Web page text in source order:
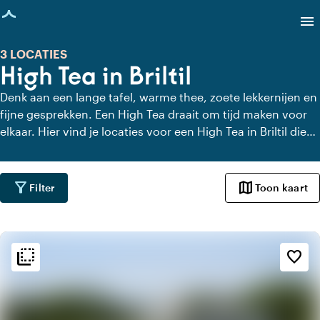
geladen
menu
High Tea in Briltil
3 LOCATIES
Denk aan een lange tafel, warme thee, zoete lekkernijen en
fijne gesprekken. Een High Tea draait om tijd maken voor
elkaar. Hier vind je locaties voor een High Tea in Briltil die
heel lekker eten. Even geen haast, alleen aandacht voor
elkaar en de lekkernijen.
filter_alt Filter map Toon kaart
flip_to_back favorite_border
flip_to_back Sfeer en esthetiek
spa
Botanisch